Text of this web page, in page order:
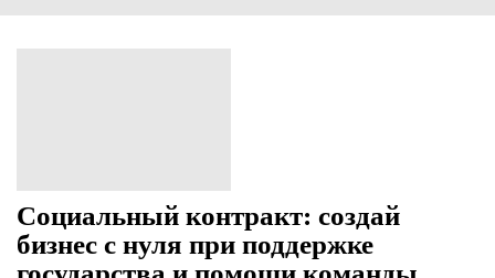
Социальный контракт: создай
бизнес с нуля при поддержке